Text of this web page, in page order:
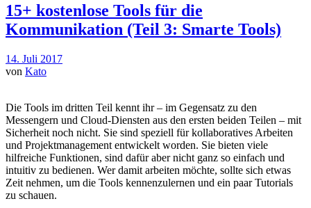
15+ kostenlose Tools für die
Kommunikation (Teil 3: Smarte Tools)
14. Juli 2017
von Kato
Die Tools im dritten Teil kennt ihr – im Gegensatz zu den
Messengern und Cloud-Diensten aus den ersten beiden Teilen – mit
Sicherheit noch nicht. Sie sind speziell für kollaboratives Arbeiten
und Projektmanagement entwickelt worden. Sie bieten viele
hilfreiche Funktionen, sind dafür aber nicht ganz so einfach und
intuitiv zu bedienen. Wer damit arbeiten möchte, sollte sich etwas
Zeit nehmen, um die Tools kennenzulernen und ein paar Tutorials
zu schauen.